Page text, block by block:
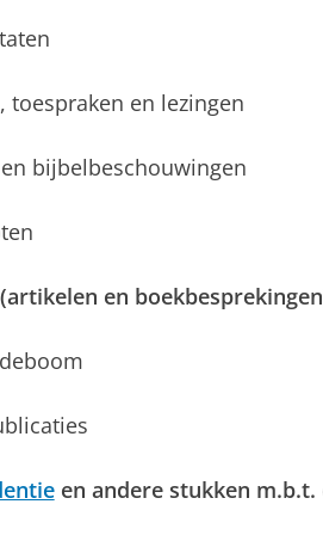
toespraken en lezingen
bijbelbeschouwingen
(artikelen en
en andere stukken m.b.t.